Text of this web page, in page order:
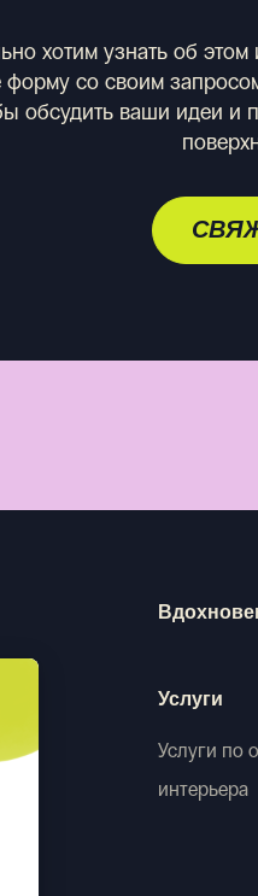
хотим узнать об
форму со своим
обсудить ваши идеи
Услуги
Услуги по
интерьера